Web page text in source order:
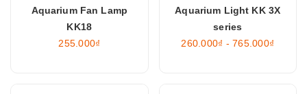
Aquarium Fan Lamp
KK18
255.000₫
Aquarium Light KK 3X
series
260.000₫ - 765.000₫